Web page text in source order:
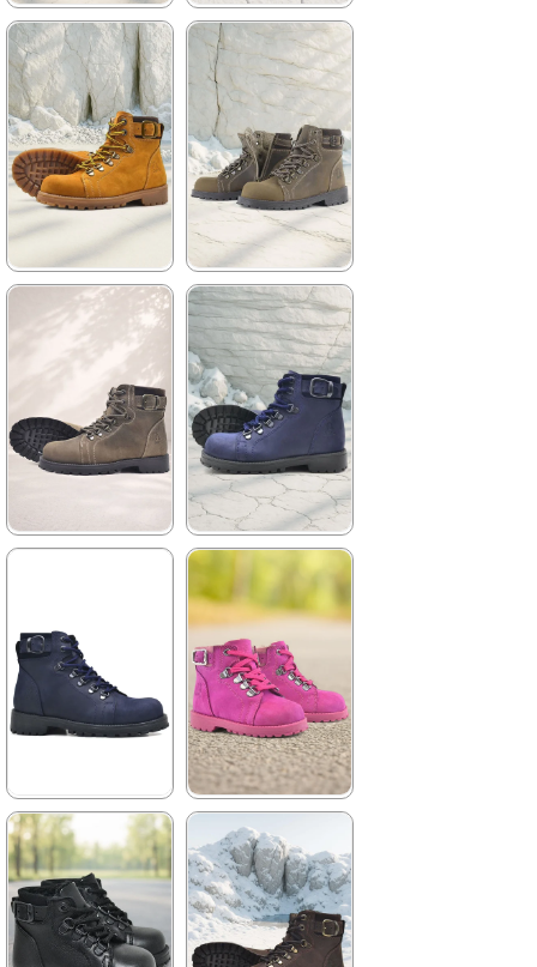
★ ★ ★ ★ ★
2.259,90 ₺
3.879,90 ₺
%42İndirim
Ücretsiz
Kargo
★ ★ ★
2.259,90 ₺
3.879,90 ₺
%42İndirim
Ücretsiz
Kargo
★
2.699,90 ₺
%42İndirim
Ücretsiz
Kargo
★ ★ ★ ★ ★
2.259,90 ₺
3.879,90 ₺
%42İndirim
Ücretsiz
Kargo
4.629,90 ₺
%42İndirim
Ücretsiz
Kargo
★
2.259,90 ₺
3.879,90 ₺
%42İndirim
Ücretsiz
Kargo
★ ★ ★
2.699,90 ₺
4.629,90 ₺
★ ★ ★
2.049,90 ₺
3.519,90 ₺